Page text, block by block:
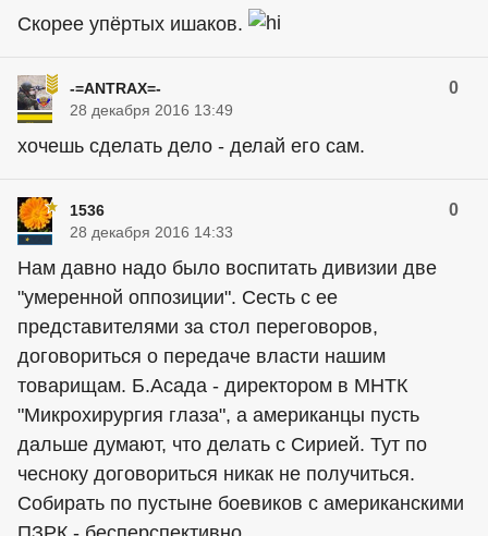
Скорее упёртых ишаков.
-=ANTRAX=- 0
28 декабря 2016 13:49
хочешь сделать дело - делай его сам.
1536 0
28 декабря 2016 14:33
Нам давно надо было воспитать дивизии две
"умеренной оппозиции". Сесть с ее
представителями за стол переговоров,
договориться о передаче власти нашим
товарищам. Б.Асада - директором в МНТК
"Микрохирургия глаза", а американцы пусть
дальше думают, что делать с Сирией. Тут по
чесноку договориться никак не получиться.
Собирать по пустыне боевиков с американскими